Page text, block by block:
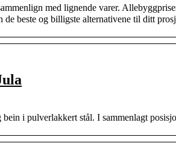
med lignende varer.
beste og billigste alternativene til ditt
i pulverlakkert stål. I sammenlagt